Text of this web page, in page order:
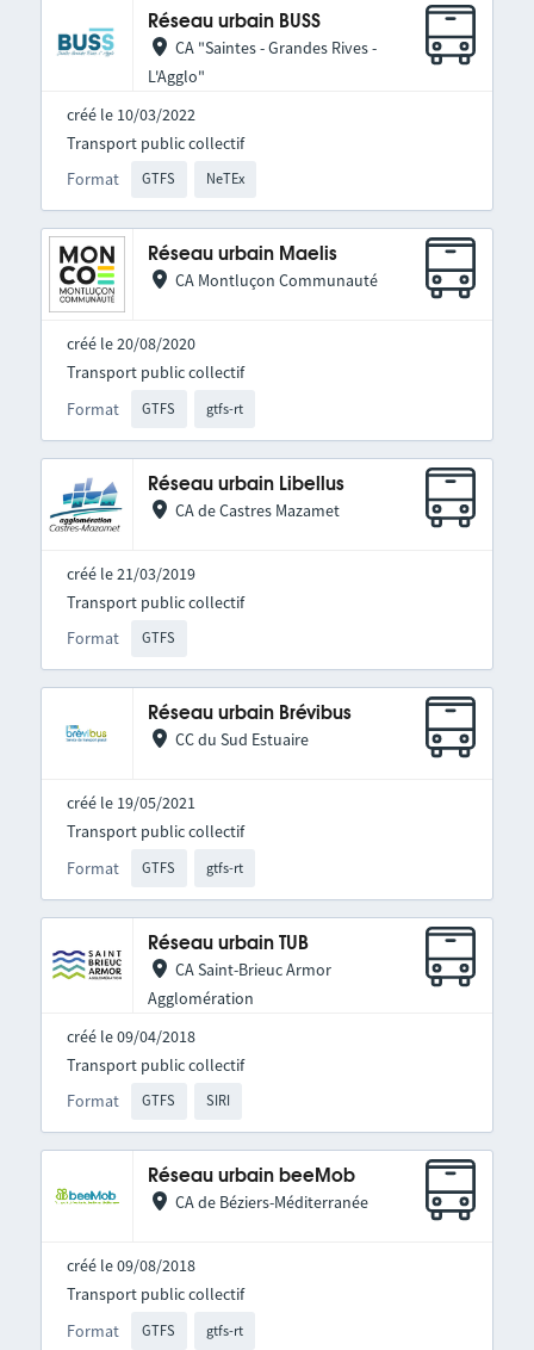
Réseau urbain BUSS
CA "Saintes - Grandes Rives -
L'Agglo"
créé le 10/03/2022
Format GTFS NeTEx
Transport public collectif
Réseau urbain Maelis
CA Montluçon Communauté
créé le 20/08/2020
Format GTFS gtfs-rt
Transport public collectif
Réseau urbain Libellus
CA de Castres Mazamet
créé le 21/03/2019
Format GTFS
Transport public collectif
Réseau urbain Brévibus
CC du Sud Estuaire
créé le 19/05/2021
Format GTFS gtfs-rt
Transport public collectif
Réseau urbain TUB
CA Saint-Brieuc Armor
Agglomération
créé le 09/04/2018
Format GTFS SIRI
Transport public collectif
Réseau urbain beeMob
CA de Béziers-Méditerranée
créé le 09/08/2018
Format GTFS gtfs-rt
Transport public collectif